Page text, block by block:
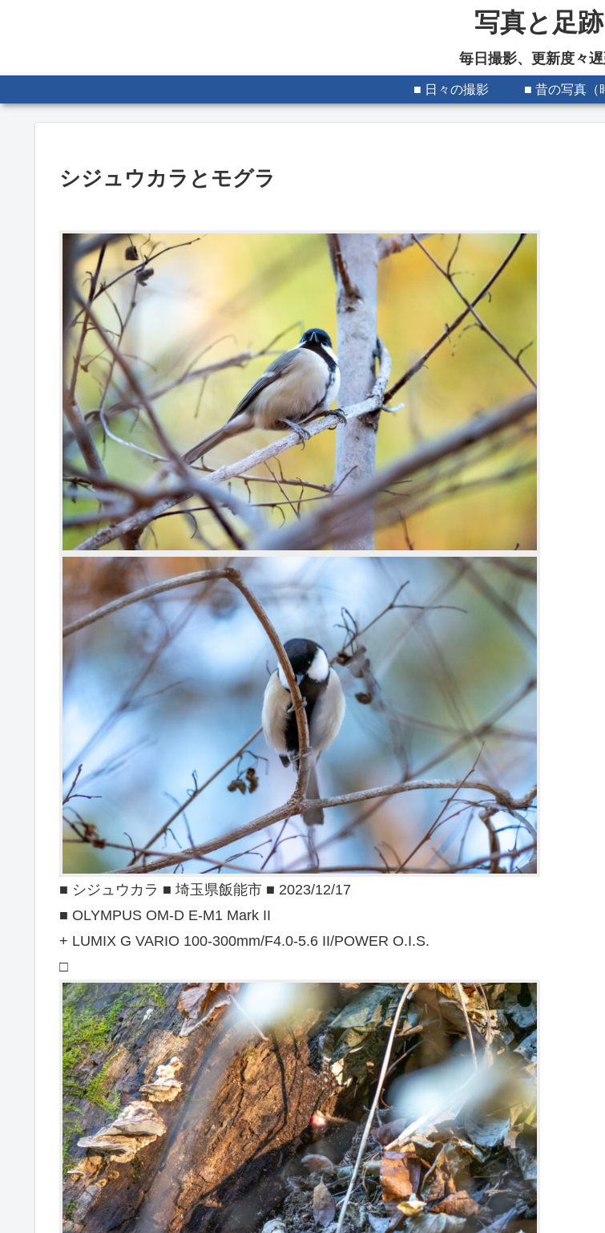
写真と足跡
毎日撮影、更新度々
■ 日々の撮影 ■ 昔の写真（
シジュウカラとモグラ
■ シジュウカラ ■ 埼玉県飯能市 ■ 2023/12/17
■ OLYMPUS OM-D E-M1 Mark II
+ LUMIX G VARIO 100-300mm/F4.0-5.6 II/POWER O.I.S.
□